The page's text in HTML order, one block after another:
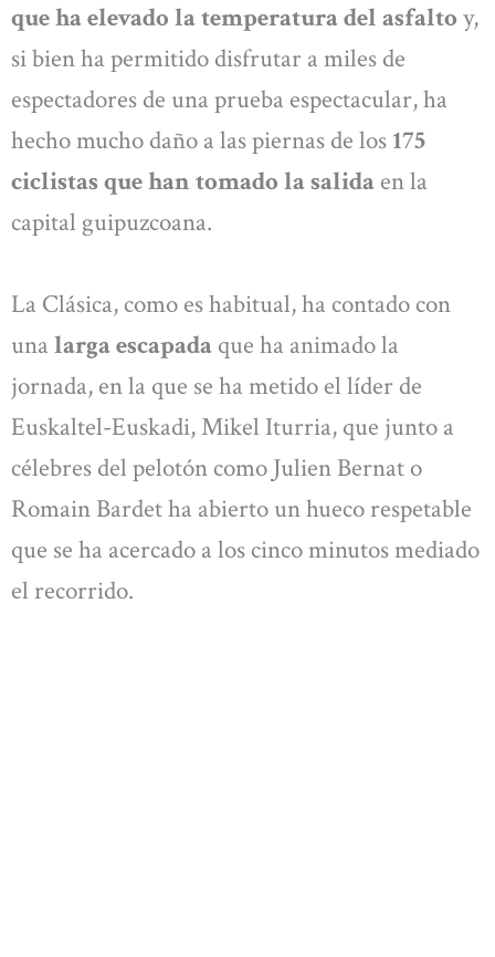
que ha elevado la temperatura del asfalto y,
si bien ha permitido disfrutar a miles de
espectadores de una prueba espectacular, ha
hecho mucho daño a las piernas de los 175
ciclistas que han tomado la salida en la
capital guipuzcoana.
La Clásica, como es habitual, ha contado con
una larga escapada que ha animado la
jornada, en la que se ha metido el líder de
Euskaltel-Euskadi, Mikel Iturria, que junto a
célebres del pelotón como Julien Bernat o
Romain Bardet ha abierto un hueco respetable
que se ha acercado a los cinco minutos mediado
el recorrido.